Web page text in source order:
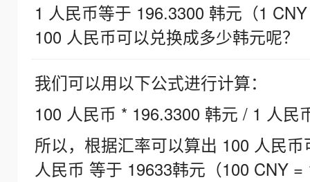
1 人民币等于 196.3300 韩元（1
100 人民币可以兑换成多少韩元呢？
我们可以用以下公式进行计算：
100 人民币 * 196.3300 韩元 / 1 人民
所以，根据汇率可以算出 100 人民
人民币 等于 19633韩元（100 CNY =